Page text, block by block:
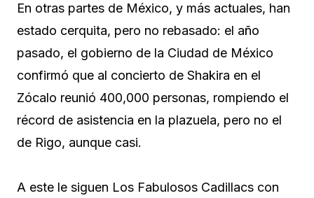
En otras partes de México, y más actuales, han
estado cerquita, pero no rebasado: el año
pasado, el gobierno de la Ciudad de México
confirmó que al concierto de Shakira en el
Zócalo reunió 400,000 personas, rompiendo el
récord de asistencia en la plazuela, pero no el
de Rigo, aunque casi.
A este le siguen Los Fabulosos Cadillacs con